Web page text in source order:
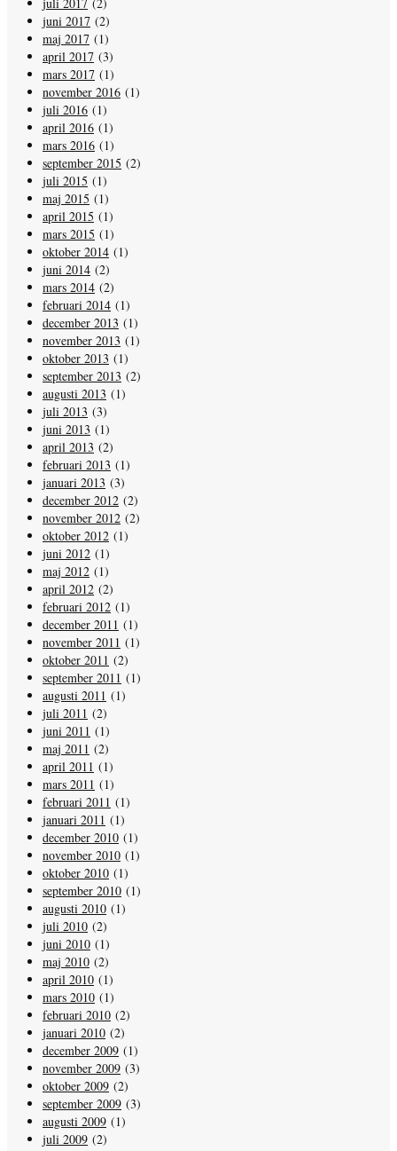
juni 2017 (2)
maj 2017 (1)
april 2017 (3)
mars 2017 (1)
november 2016 (1)
juli 2016 (1)
april 2016 (1)
mars 2016 (1)
september 2015 (2)
juli 2015 (1)
maj 2015 (1)
april 2015 (1)
mars 2015 (1)
oktober 2014 (1)
juni 2014 (2)
mars 2014 (2)
februari 2014 (1)
december 2013 (1)
november 2013 (1)
oktober 2013 (1)
september 2013 (2)
augusti 2013 (1)
juli 2013 (3)
juni 2013 (1)
april 2013 (2)
februari 2013 (1)
januari 2013 (3)
december 2012 (2)
november 2012 (2)
oktober 2012 (1)
juni 2012 (1)
maj 2012 (1)
april 2012 (2)
februari 2012 (1)
december 2011 (1)
november 2011 (1)
oktober 2011 (2)
september 2011 (1)
augusti 2011 (1)
juli 2011 (2)
juni 2011 (1)
maj 2011 (2)
april 2011 (1)
mars 2011 (1)
februari 2011 (1)
januari 2011 (1)
december 2010 (1)
november 2010 (1)
oktober 2010 (1)
september 2010 (1)
augusti 2010 (1)
juli 2010 (2)
juni 2010 (1)
maj 2010 (2)
april 2010 (1)
mars 2010 (1)
februari 2010 (2)
januari 2010 (2)
december 2009 (1)
november 2009 (3)
oktober 2009 (2)
september 2009 (3)
augusti 2009 (1)
juli 2009 (2)